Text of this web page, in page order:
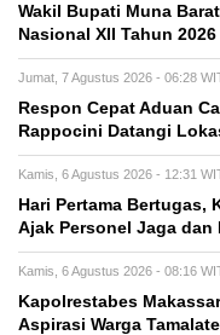
Wakil Bupati Muna
Nasional XII Tahun 2026
Jumat, 7 Agustus 2026 - 06:28
Respon Cepat Aduan
Rappocini Datangi
Kamis, 6 Agustus 2026 - 12:31
Hari Pertama Bertugas,
Ajak Personel Jaga dan
Kamis, 6 Agustus 2026 - 08:16
Kapolrestabes
Aspirasi Warga Tamalate